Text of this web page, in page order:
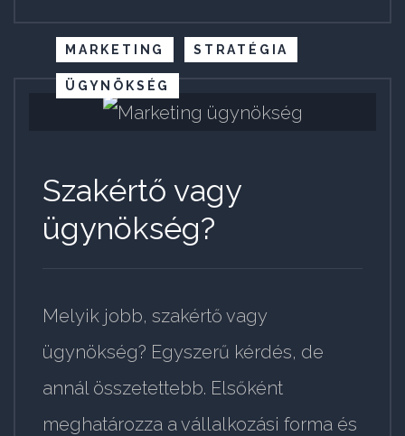
MARKETING STRATÉGIA
ÜGYNÖKSÉG
Szakértő vagy
ügynökség?
Melyik jobb, szakértő vagy
ügynökség? Egyszerű kérdés, de
annál összetettebb. Elsőként
meghatározza a vállalkozási forma és